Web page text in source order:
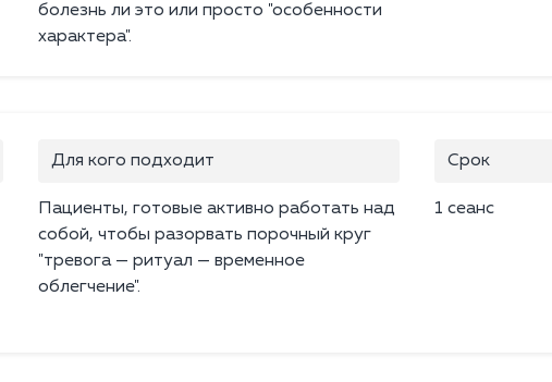
болезнь ли это или просто "особенности
характера".
Для кого подходит
Пациенты, готовые активно работать над
собой, чтобы разорвать порочный круг
"тревога — ритуал — временное
облегчение".
Срок
1 сеанс